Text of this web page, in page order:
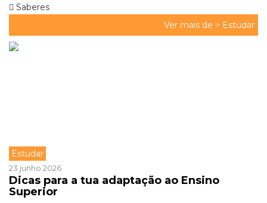
Saberes
Ver mais de > Estudar
Estudar
23 junho 2026
Dicas para a tua adaptação ao Ensino
Superior